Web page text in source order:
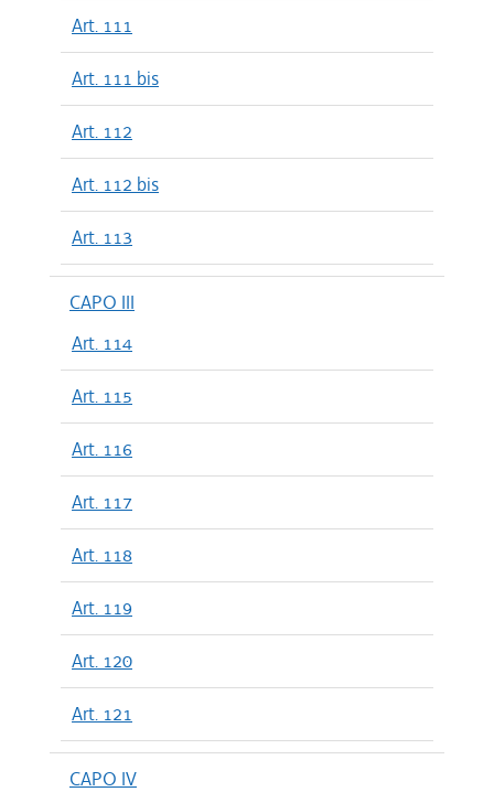
Art. 111
Art. 111 bis
Art. 112
Art. 112 bis
Art. 113
CAPO III
Art. 114
Art. 115
Art. 116
Art. 117
Art. 118
Art. 119
Art. 120
Art. 121
CAPO IV